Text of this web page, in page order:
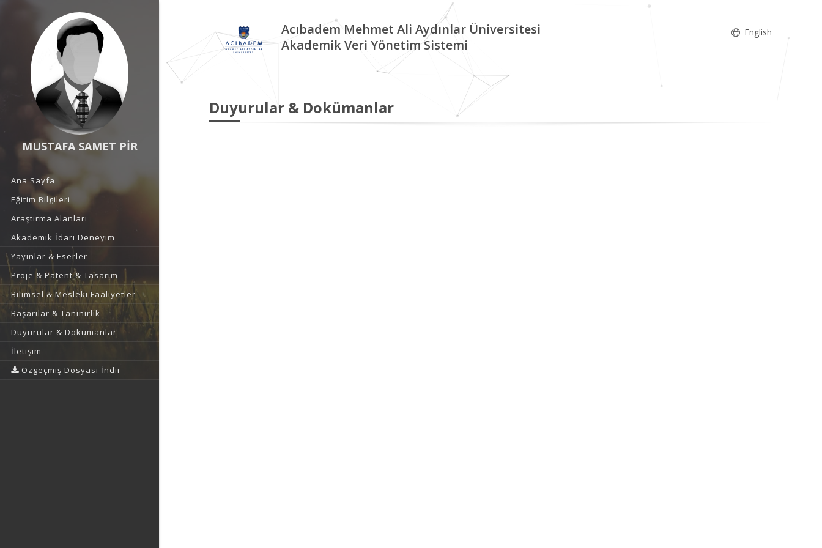
MUSTAFA SAMET PİR
Ana Sayfa
Eğitim Bilgileri
Araştırma Alanları
Akademik İdari Deneyim
Yayınlar & Eserler
Proje & Patent & Tasarım
Bilimsel & Mesleki Faaliyetler
Başarılar & Tanınırlık
Duyurular & Dokümanlar
İletişim
Özgeçmiş Dosyası İndir
Acıbadem Mehmet Ali Aydınlar Üniversitesi
Akademik Veri Yönetim Sistemi
English
Duyurular & Dokümanlar